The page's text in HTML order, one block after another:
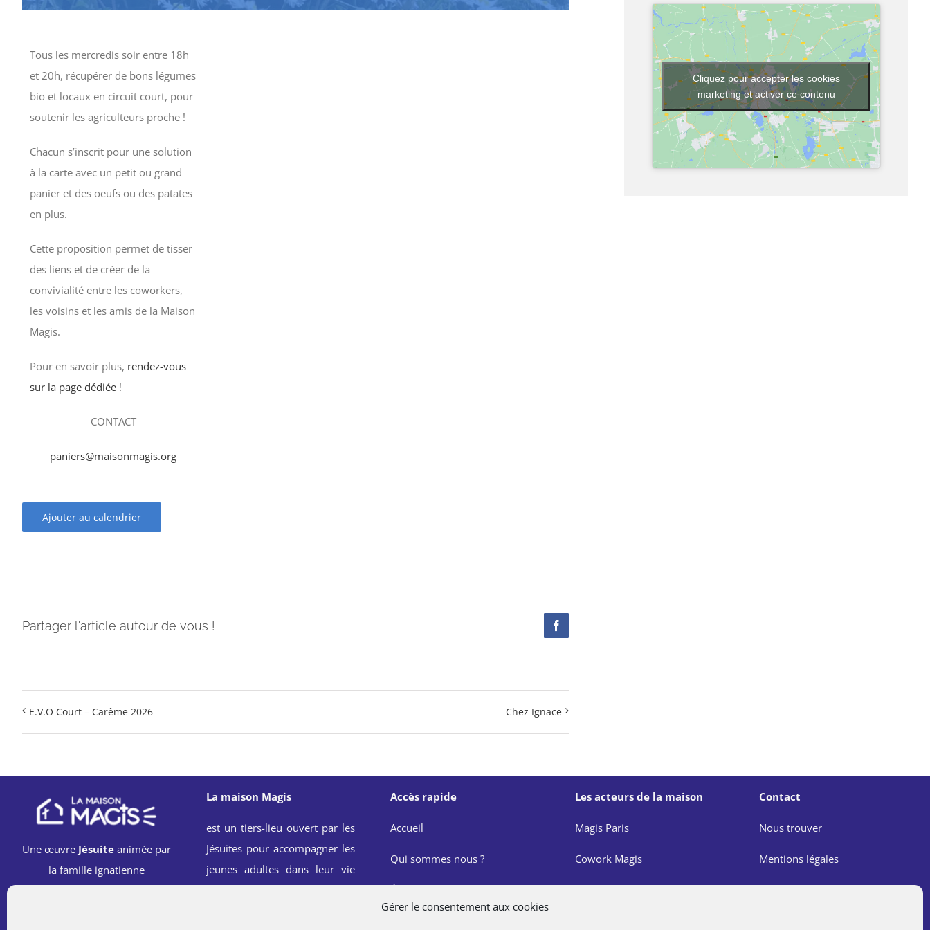
Gérer le consentement aux cookies
Tous les mercredis soir entre 18h
et 20h, récupérer de bons légumes
bio et locaux en circuit court, pour
soutenir les agriculteurs proche !
Chacun s’inscrit pour une solution
à la carte avec un petit ou grand
panier et des oeufs ou des patates
en plus.
Cette proposition permet de tisser
des liens et de créer de la
convivialité entre les coworkers,
les voisins et les amis de la Maison
Magis.
Pour en savoir plus, rendez-vous
sur la page dédiée!
CONTACT
paniers@maisonmagis.org
Ajouter au calendrier
Partager l'article autour de vous ! Facebook
E.V.O Court – Carême 2026 Chez Ignace
Cliquez pour accepter les cookies
marketing et activer ce contenu
Une œuvre Jésuiteanimée par
la famille ignatienne
La maison Magis
est un tiers-lieu ouvert par les
Jésuites pour accompagner les
jeunes adultes dans leur vie
Accès rapide
Accueil
Qui sommes nous ?
Les acteurs de la maison
Magis Paris
Cowork Magis
Contact
Nous trouver
Mentions légales